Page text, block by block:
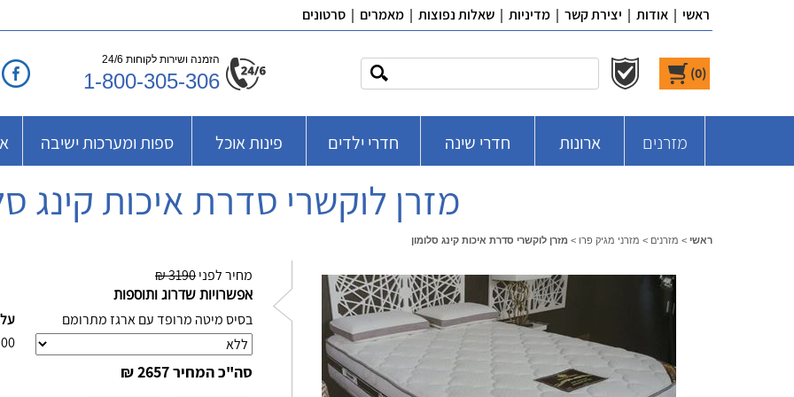
ראשי | אודות | יצירת קשר | מדיניות | שאלות נפוצות | מאמרים | סרטונים
(
0
)
הזמנה ושירות לקוחות 24/6
1-800-305-306
מזרנים ארונות חדרי שינה חדרי ילדים פינות אוכל ספות ומערכות ישיבה
מזרן לוקשרי סדרת איכות קינג
ראשי > מזרנים > מזרני מגיק פרו > מזרן לוקשרי סדרת איכות קינג סלומון
מחיר לפני3190 ₪
אפשרויות שדרוג ותוספות
בסיס מיטה מרופד עם ארגז מתרומם
סה"כ המחיר2657 ₪